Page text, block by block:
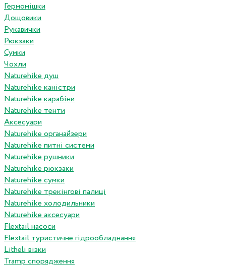
Гермомішки
Дощовики
Рукавички
Рюкзаки
Сумки
Чохли
Naturehike душ
Naturehike каністри
Naturehike карабіни
Naturehike тенти
Аксесуари
Naturehike органайзери
Naturehike питні системи
Naturehike рушники
Naturehike рюкзаки
Naturehike сумки
Naturehike трекінгові палиці
Naturehike холодильники
Naturehike аксесуари
Flextail насоси
Flextail туристичне гідрообладнання
Litheli візки
Tramp спорядження